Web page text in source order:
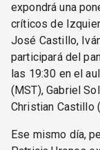
expondrá una
críticos de
José Castillo,
participará del
las 19:30 en el
(MST), Gabriel
Christian Castillo
Ese mismo día,